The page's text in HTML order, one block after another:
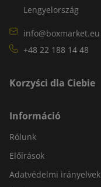
Lengyelország
info@boxmarket.eu
+48 22 188 14 48
Korzyści dla Ciebie
Információ
Rólunk
Előírások
Adatvédelmi irányelvek